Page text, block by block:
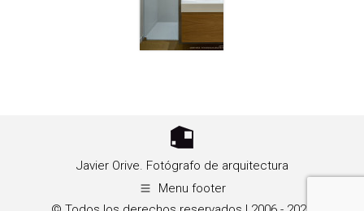
Javier Orive. Fotógrafo de arquitectura
Menu footer